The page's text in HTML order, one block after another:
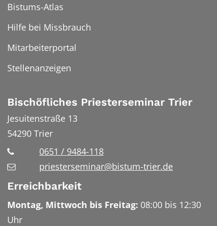
Bistums-Atlas
Hilfe bei Missbrauch
Mitarbeiterportal
Stellenanzeigen
Bischöfliches Priesterseminar Trier
Jesuitenstraße 13
54290 Trier
0651 / 9484-118
priesterseminar@bistum-trier.de
Erreichbarkeit
Montag, Mittwoch bis Freitag: 08:00 bis 12:30
Uhr